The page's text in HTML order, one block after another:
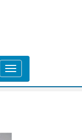
T
o
e